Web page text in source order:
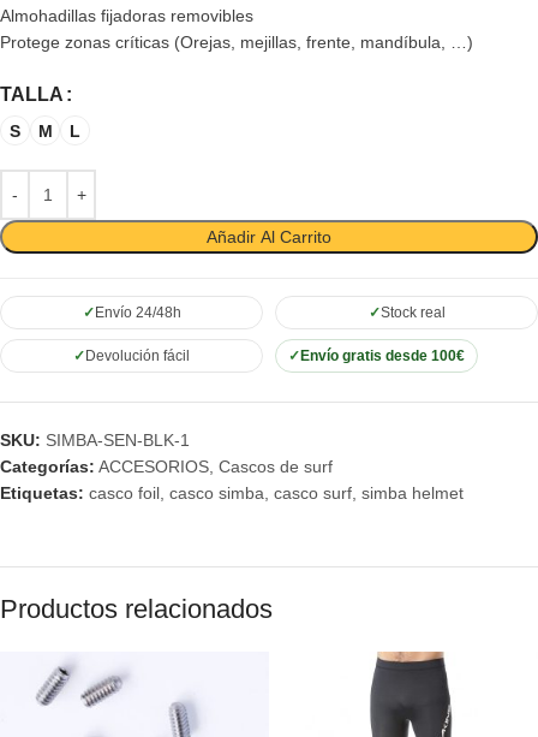
Almohadillas fijadoras removibles
Protege zonas críticas (Orejas, mejillas, frente, mandíbula, …)
TALLA
S M L
Añadir Al Carrito
Envío 24/48h Stock real
Devolución fácil Envío gratis desde 100€
SKU: SIMBA-SEN-BLK-1
Categorías: ACCESORIOS Cascos de surf
Etiquetas: casco foil casco simba casco surf simba helmet
Productos relacionados